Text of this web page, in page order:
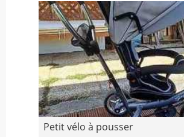
Petit vélo à pousser